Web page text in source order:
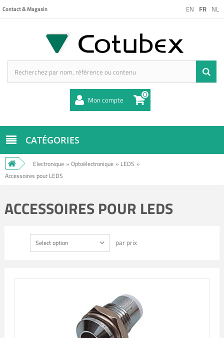
EN FR NL
Contact & Magasin
Mon compte 0
CATÉGORIES
Electronique » Optoélectronique » LEDS »
Accessoires pour LEDS
ACCESSOIRES POUR LEDS
Select option par prix